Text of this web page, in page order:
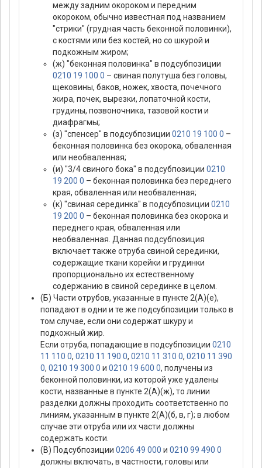
между задним окороком и передним
окороком, обычно известная под названием
"стрики" (грудная часть беконной половинки),
с костями или без костей, но со шкурой и
подкожным жиром;
(ж) "беконная половинка" в подсубпозиции
0210 19 100 0 – свиная полутуша без головы,
щековины, баков, ножек, хвоста, почечного
жира, почек, вырезки, лопаточной кости,
грудины, позвоночника, тазовой кости и
диафрагмы;
(з) "спенсер" в подсубпозиции 0210 19 100 0 –
беконная половинка без окорока, обваленная
или необваленная;
(и) "3/4 свиного бока" в подсубпозиции 0210
19 200 0 – беконная половинка без переднего
края, обваленная или необваленная;
(к) "свиная серединка" в подсубпозиции 0210
19 200 0 – беконная половинка без окорока и
переднего края, обваленная или
необваленная. Данная подсубпозиция
включает также отруба свиной серединки,
содержащие ткани корейки и грудинки
пропорционально их естественному
содержанию в свиной серединке в целом.
(Б) Части отрубов, указанные в пункте 2(А)(е),
попадают в одни и те же подсубпозиции только в
том случае, если они содержат шкуру и
подкожный жир.
Если отруба, попадающие в подсубпозиции 0210
11 110 0, 0210 11 190 0, 0210 11 310 0, 0210 11 390
0, 0210 19 300 0 и 0210 19 600 0, получены из
беконной половинки, из которой уже удалены
кости, названные в пункте 2(А)(ж), то линии
разделки должны проходить соответственно по
линиям, указанным в пункте 2(А)(б, в, г); в любом
случае эти отруба или их части должны
содержать кости.
(В) Подсубпозиции 0206 49 000 и 0210 99 490 0
должны включать, в частности, головы или